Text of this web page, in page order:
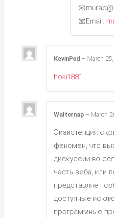
📧Email:
KevinPed – March
hoki1881
Walternap – March
Экзистенция
феномен, что
дискуссии во
часть веба, или
представляет
доступные
программные